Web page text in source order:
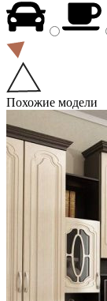
Похожие модели